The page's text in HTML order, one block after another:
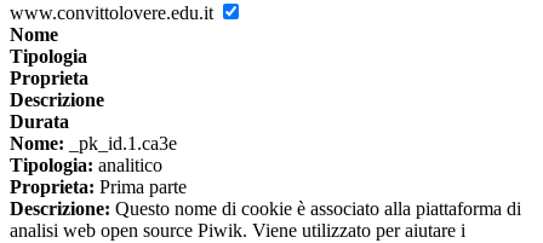
www.convittolovere.edu.it
Nome
Tipologia
Proprieta
Descrizione
Durata
Nome: _pk_id.1.ca3e
Tipologia: analitico
Proprieta: Prima parte
Descrizione: Questo nome di cookie è associato alla piattaforma di
analisi web open source Piwik. Viene utilizzato per aiutare i